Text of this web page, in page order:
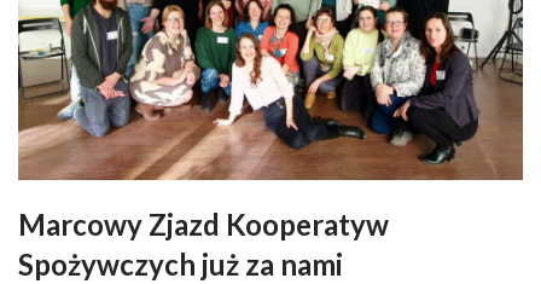
Marcowy Zjazd Kooperatyw
Spożywczych już za nami